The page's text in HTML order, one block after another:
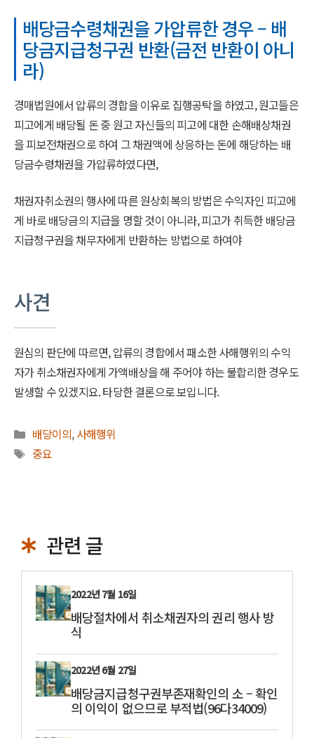
배당금수령채권을 가압류한 경우 – 배
당금지급청구권 반환(금전 반환이 아니
라)
경매법원에서 압류의 경합을 이유로 집행공탁을 하였고, 원고들은
피고에게 배당될 돈 중 원고 자신들의 피고에 대한 손해배상채권
을 피보전채권으로 하여 그 채권액에 상응하는 돈에 해당하는 배
당금수령채권을 가압류하였다면,
채권자취소권의 행사에 따른 원상회복의 방법은 수익자인 피고에
게 바로 배당금의 지급을 명할 것이 아니라, 피고가 취득한 배당금
지급청구권을 채무자에게 반환하는 방법으로 하여야
사견
원심의 판단에 따르면, 압류의 경합에서 패소한 사해행위의 수익
자가 취소채권자에게 가액배상을 해 주어야 하는 불합리한 경우도
발생할 수 있겠지요. 타당한 결론으로 보입니다.
카
테
배당이의,사해행위
태
중요
관련 글
2022년 7월 16일
배당절차에서 취소채권자의 권리 행사 방
식
2022년 6월 27일
배당금지급청구권부존재확인의 소 – 확인
의 이익이 없으므로 부적법(96다34009)